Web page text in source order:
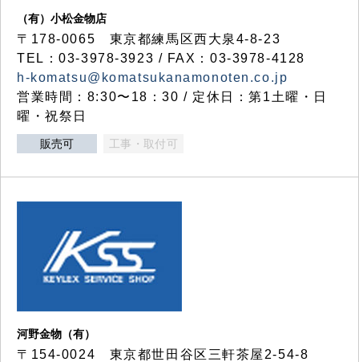
（有）小松金物店
〒178-0065 東京都練馬区西大泉4-8-23
TEL：03-3978-3923 / FAX：03-3978-4128
h-komatsu@komatsukanamonoten.co.jp
営業時間：8:30〜18：30 / 定休日：第1土曜・日
曜・祝祭日
販売可 工事・取付可
河野金物（有）
〒154-0024 東京都世田谷区三軒茶屋2-54-8